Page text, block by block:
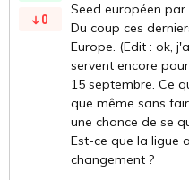
0
Seed européen
Du coup ces
Europe. (Edit : ok,
servent encore
15 septembre. Ce
que même sans
une chance de se
Est-ce que la ligue
changement ?